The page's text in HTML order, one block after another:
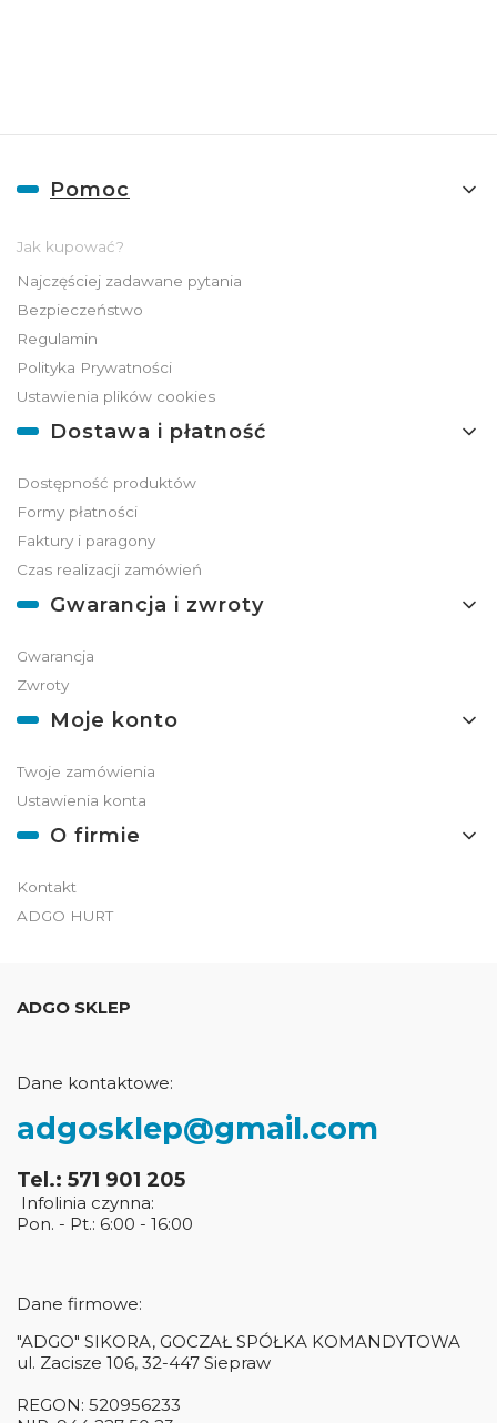
Linki w stopce
Pomoc
Jak kupować?
Najczęściej zadawane pytania
Bezpieczeństwo
Regulamin
Polityka Prywatności
Ustawienia plików cookies
Dostawa i płatność
Dostępność produktów
Formy płatności
Faktury i paragony
Czas realizacji zamówień
Gwarancja i zwroty
Gwarancja
Zwroty
Moje konto
Twoje zamówienia
Ustawienia konta
O firmie
Kontakt
ADGO HURT
ADGO SKLEP
Dane kontaktowe:
adgosklep@gmail.com
Tel.: 571 901 205
Infolinia czynna:
Pon. - Pt.: 6:00 - 16:00
Dane firmowe:
"ADGO" SIKORA, GOCZAŁ SPÓŁKA KOMANDYTOWA
ul. Zacisze 106, 32-447 Siepraw
REGON: 520956233